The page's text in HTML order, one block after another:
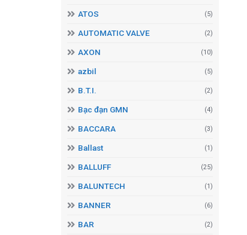
ATOS (5)
AUTOMATIC VALVE (2)
AXON (10)
azbil (5)
B.T.I. (2)
Bạc đạn GMN (4)
BACCARA (3)
Ballast (1)
BALLUFF (25)
BALUNTECH (1)
BANNER (6)
BAR (2)